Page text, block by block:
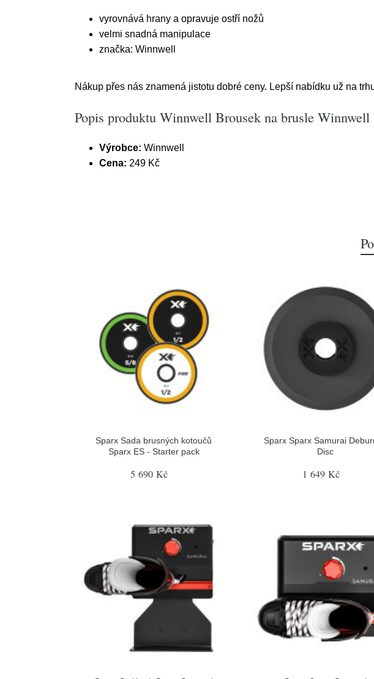
vyrovnává hrany a opravuje ostří nožů
velmi snadná manipulace
značka: Winnwell
Nákup přes nás znamená jistotu dobré ceny. Lepší nabídku už na
Popis produktu Winnwell Brousek na brusle
Výrobce: Winnwell
Cena: 249 Kč
Sparx Sada brusných kotoučů
Sparx ES - Starter pack
5 690 Kč
Sparx Sparx Samurai
Disc
1 649 Kč